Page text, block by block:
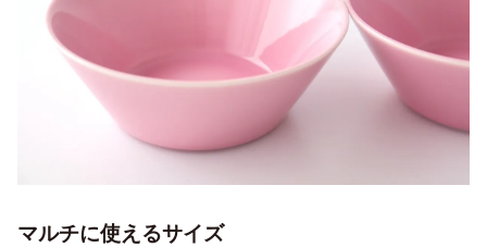
マルチに使えるサイズ